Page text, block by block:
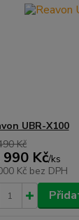
UBR-X100
Kč
990 Kč/ks
Kč bez DPH